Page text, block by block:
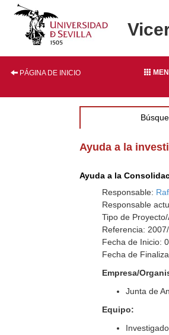
PÁGINA DE INICIO
Ayuda a la
Ayuda a la
Responsable:
Responsable
Tipo de
Referencia:
Fecha de Inicio:
Fecha de
Empresa/
Junta de
Equipo: